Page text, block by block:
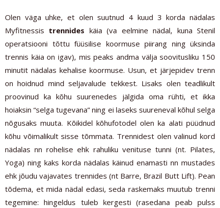
Olen väga uhke, et olen suutnud 4 kuud 3 korda nädalas
Myfitnessis trennides käia (va eelmine nädal, kuna Stenil
operatsiooni tõttu füüsilise koormuse piirang ning üksinda
trennis käia on igav), mis peaks andma välja soovitusliku 150
minutit nädalas kehalise koormuse. Usun, et järjepidev trenn
on hoidnud mind seljavalude tekkest. Lisaks olen teadlikult
proovinud ka kõhu suurenedes jälgida oma rühti, et ikka
hoiaksin “selga tugevana” ning ei laseks suureneval kõhul selga
nõgusaks muuta. Kõikidel kõhufotodel olen ka alati püüdnud
kõhu võimalikult sisse tõmmata. Trennidest olen valinud kord
nädalas nn rohelise ehk rahuliku venituse tunni (nt. Pilates,
Yoga) ning kaks korda nädalas käinud enamasti nn mustades
ehk jõudu vajavates trennides (nt Barre, Brazil Butt Lift). Pean
tõdema, et mida nädal edasi, seda raskemaks muutub trenni
tegemine: hingeldus tuleb kergesti (rasedana peab pulss